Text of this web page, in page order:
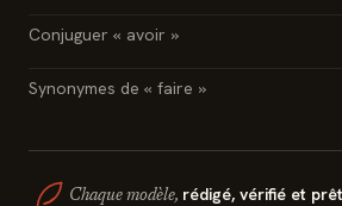
Conjuguer « avoir »
Synonymes de « faire »
Chaque modèle, rédigé, vérifié et